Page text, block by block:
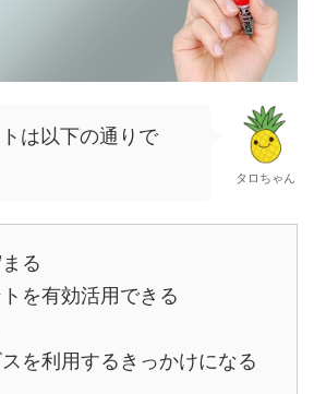
は以下の通りで
タロちゃん
る
を有効活用できる
を利用するきっかけになる